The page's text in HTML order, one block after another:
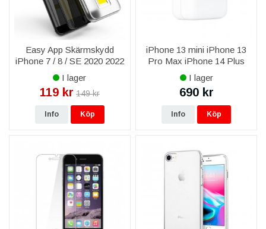
Easy App Skärmskydd
iPhone 7 / 8 / SE 2020 2022
- Svart
I lager
119 kr 149 kr
Info Köp
iPhone 13 mini iPhone 13
Pro Max iPhone 14 Plus
iPhone 14 Pro Max iPhone
15 Plus iPhone 15 Pro Max
Apple 30W USB-C
MW2G3ZM/A Str
I lager
690 kr
Info Köp